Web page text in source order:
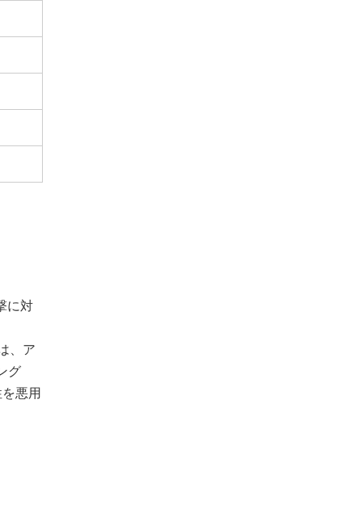
に対
、ア
グ
悪用